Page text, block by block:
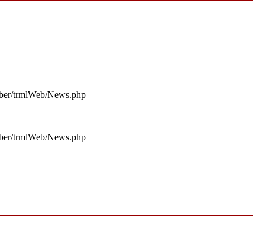
trmlWeb/News.php
trmlWeb/News.php